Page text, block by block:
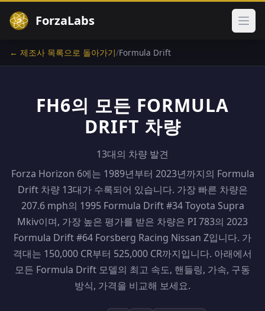
ForzaLabs 메인
← 제조사 목록으로 돌아가기/Formula Drift
FH6의 모든 FORMULA
DRIFT 차량
13대의 차량 발견
Forza Horizon 6에는 1989년부터 2023년까지의 Formula
Drift 차량 13대가 수록되어 있습니다. 가장 빠른 차량은
207.6 mph의 1995 Formula Drift #34 Toyota Supra
Mkiv이며, 가장 높은 평가를 받은 차량은 PI 783의 2023
Formula Drift #64 Forsberg Racing Nissan Z입니다. 가
격대는 150,000 CR부터 525,000 CR까지입니다. 아래에서
모든 Formula Drift 모델의 최고 속도, 핸들링, 가속, 구동
방식, 가격을 비교해 보세요.